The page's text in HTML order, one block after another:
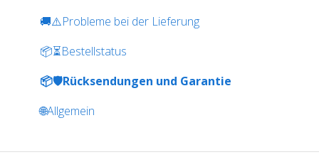
🚚⚠️Probleme bei der Lieferung
📦⏳Bestellstatus
📦🛡️Rücksendungen und Garantie
🌐Allgemein